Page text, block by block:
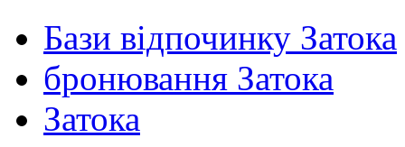
Бази відпочинку Затока
бронювання Затока
Затока